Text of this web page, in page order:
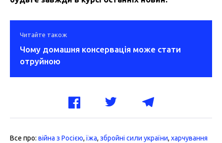
Читайте також
Чому домашня консервація може стати
отруйною
Все про: війна з Росією,їжа, збройні сили україни, харчування